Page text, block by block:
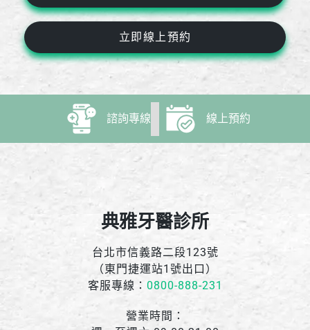
立即線上預約
諮詢專線 線上預約
典雅牙醫診所
台北市信義路二段123號
（東門捷運站1號出口）
客服專線： 0800-888-231
營業時間：